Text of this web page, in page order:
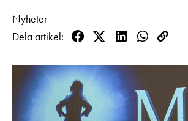
Unga
Presentkort
Tillgänglighet
Platskarta
Företag
Guidning
Aktuellt
Ensemble
Historia
LOGGA IN
Nyheter
Dela artikel
Facebook
TwitterLinkedInWhatsApp
Kopioi